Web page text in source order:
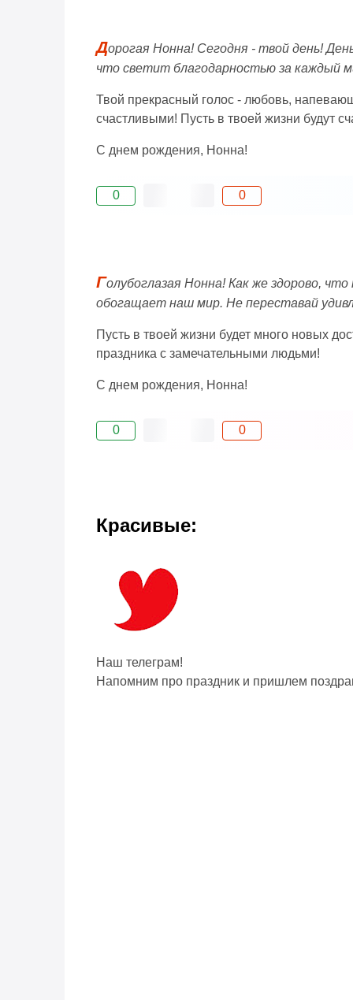
Дорогая Нонна! Сегодня - твой день!
что светит благодарностью за каждый
Твой прекрасный голос - любовь,
счастливыми! Пусть в твоей жизни будут
С днем рождения, Нонна!
0 0
Голубоглазая Нонна! Как же здорово,
обогащает наш мир. Не переставай
Пусть в твоей жизни будет много новых
праздника с замечательными людьми!
С днем рождения, Нонна!
0 0
Красивые:
Наш телеграм!
Напомним про праздник и пришлем